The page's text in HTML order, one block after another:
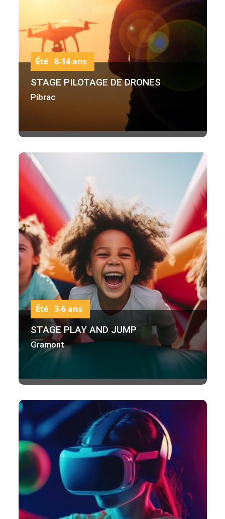
STAGE PILOTAGE DE DRONES
Pibrac
Été 8-14 ans
STAGE PLAY AND JUMP
Gramont
Été 3-6 ans